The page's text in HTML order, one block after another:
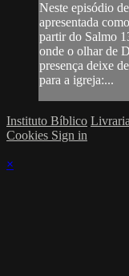
Neste episódio
apresentada
partir do Salmo
onde o olhar de
presença deixe
para a igreja:...
Instituto Bíblico
Cookies Sign in
×